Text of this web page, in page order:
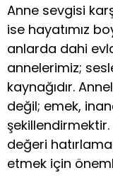
Anne sevgisi
ise hayatımız
anlarda dahi
annelerimiz;
kaynağıdır.
değil; emek,
değeri
etmek için